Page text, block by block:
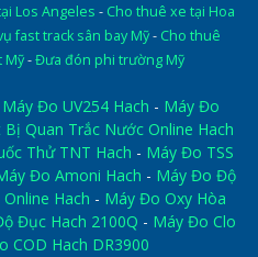
Los Angeles - Cho thuê xe tại Hoa
fast track sân bay Mỹ- Cho thuê
Mỹ-Đưa đón phi trường Mỹ
Máy Đo UV254 Hach - Máy Đo
Bị Quan Trắc Nước Online Hach
Thử TNT Hach - Máy Đo TSS
Đo Amoni Hach - Máy Đo Độ
Hach - Máy Đo Oxy Hòa
Đục Hach 2100Q - Máy Đo Clo
COD Hach DR3900